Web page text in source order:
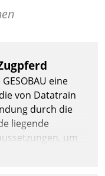
eine
von Datatrain
durch die
liegende
um
und weitere